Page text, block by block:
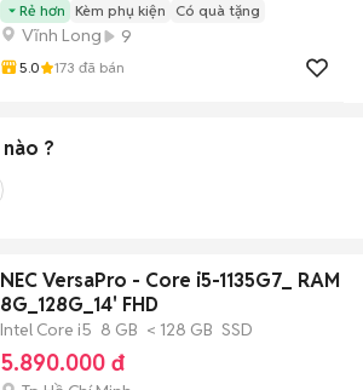
Rẻ hơn Kèm phụ kiện Có quà tặng
Vĩnh Long 9
5.0 173 đã bán
nào ?
NEC VersaPro - Core i5-1135G7_ RAM
8G_128G_14' FHD
Intel Core i5 8 GB < 128 GB SSD
5.890.000 đ